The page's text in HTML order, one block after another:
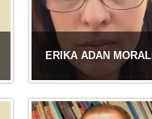
ERIKA ADAN